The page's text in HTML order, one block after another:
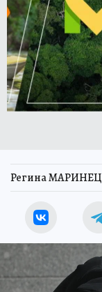
Регина МАРИНЕЦ